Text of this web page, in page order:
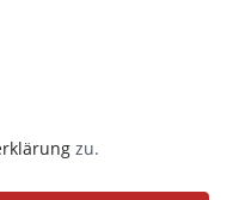
zu.